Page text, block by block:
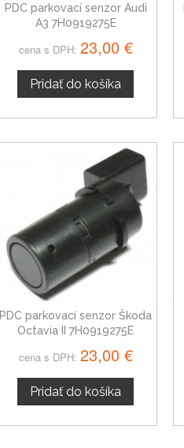
PDC parkovací senzor Audi
A3 7H0919275E
cena s DPH: 23,00 €
Pridať do košíka
PDC parkovací senzor Škoda
Octavia II 7H0919275E
cena s DPH: 23,00 €
Pridať do košíka